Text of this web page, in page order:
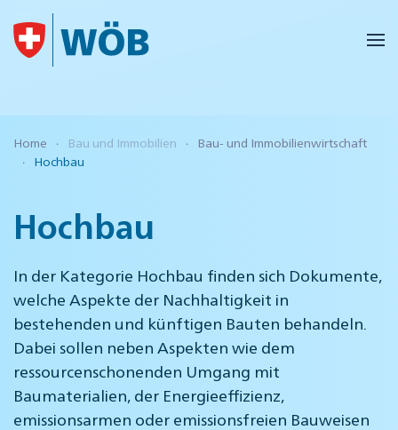
Skip to main content
Home Bau und Immobilien
Bau- und Immobilienwirtschaft
Hochbau
Hochbau
In der Kategorie Hochbau finden sich Dokumente,
welche Aspekte der Nachhaltigkeit in
bestehenden und künftigen Bauten behandeln.
Dabei sollen neben Aspekten wie dem
ressourcenschonenden Umgang mit
Baumaterialien, der Energieeffizienz,
emissionsarmen oder emissionsfreien Bauweisen